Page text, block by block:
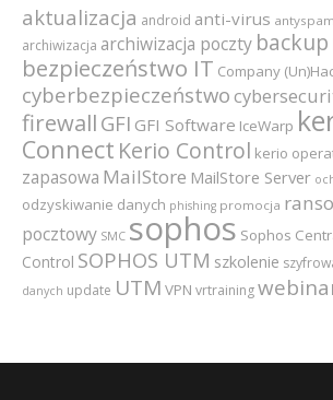
aktualizacja android anti-virus antyspam
archiwizacja archiwizacja poczty backup
bezpieczeństwo IT Company
cyberbezpieczeństwo
firewall GFI GFI Software IceWarp
Connect Kerio Control kerio
zapasowa MailStore MailStore Server
odzyskiwanie danych phishing promocja
pocztowy SMC sophos Sophos
Control SOPHOS UTM szkolenie
danych update UTM VPN vrtraining